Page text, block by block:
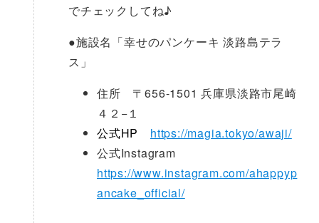
でチェックしてね♪
●施設名「幸せのパンケーキ 淡路島テラ
ス」
住所 〒656-1501 兵庫県淡路市尾崎
４２−１
公式HP
https://magia.tokyo/awaji/
公式Instagram
https://www.instagram.com/ahappyp
ancake_official/